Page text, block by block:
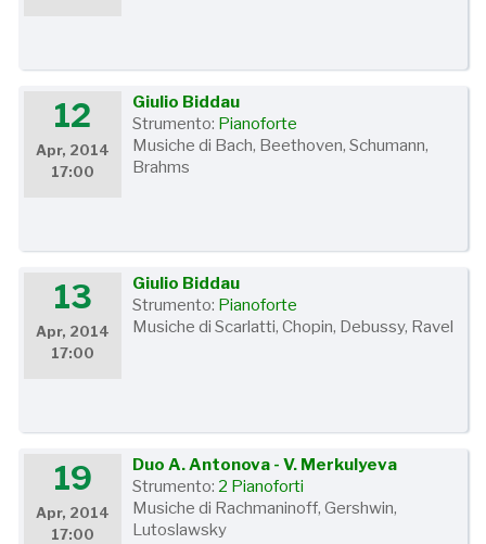
12
Apr, 2014
17:00
Giulio Biddau
Strumento: Pianoforte
Musiche di Bach, Beethoven, Schumann,
Brahms
13
Apr, 2014
17:00
Giulio Biddau
Strumento: Pianoforte
Musiche di Scarlatti, Chopin, Debussy, Ravel
19
Apr, 2014
17:00
Duo A. Antonova - V. Merkulyeva
Strumento: 2 Pianoforti
Musiche di Rachmaninoff, Gershwin,
Lutoslawsky